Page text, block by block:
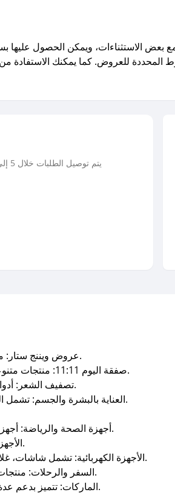
يتم توصيل الطلبات خلال 5 إلى 7 أيام عمل
عروض ويننج ستار: منتجات مختارة من ماركة ويننج ستار بأسعار مخفضة وعروض مميزة.
صفقة اليوم 11:11: منتجات متنوعة (مثل أجهزة الليزر أو رياضية أو كهربائية) بعروض خاصة ليوم واحد.
تصفيف الشعر: أدوات تصفيف الشعر مثل فرش التصفيف، مكواة الشعر، مكائن الحلاقة.
العناية بالبشرة والجسم: تشمل الليزر المنزلي، منتجات العناية بالبشرة، ومستحضرات العناية بالجسم.
أجهزة الصحة والرياضة: أجهزة مثل جهاز السير الرياضي، درّاجة رياضية، أجهزة بخار، أجهزة مساج.
الأجهزة الذكية: أجهزة تتبع ذكية وأجهزة “ويكسانا جيت” للتكنولوجيا الصحية.
الأجهزة الكهربائية: تشمل شاشات، غلايات، المكانس الكهربائية، كاويات البخار، وغيرها من الأجهزة المنزلية.
السفر والرحلات: منتجات موجهة للسفر مثل ملحقات الرحلات (قابلة للطي، محمولة، خفيفة).
الماركات: تتميز بدعم عدة علامات تجارية مثل ويكسانا، ويننج ستار، إديسون، تيك أوف، وغيرها.